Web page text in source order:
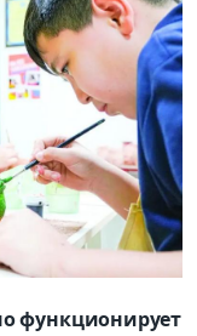
функционирует